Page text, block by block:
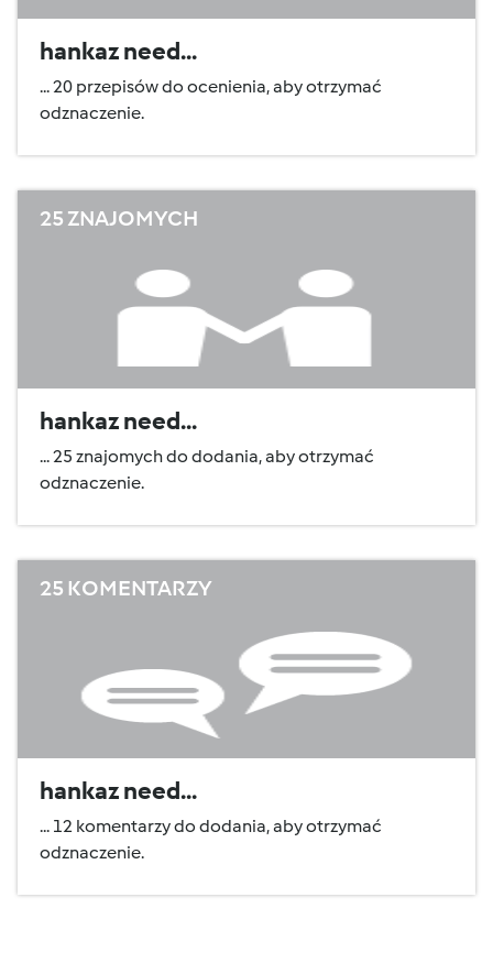
hankaz need...
... 20 przepisów do ocenienia, aby otrzymać
odznaczenie.
25 ZNAJOMYCH
hankaz need...
... 25 znajomych do dodania, aby otrzymać
odznaczenie.
25 KOMENTARZY
hankaz need...
... 12 komentarzy do dodania, aby otrzymać
odznaczenie.